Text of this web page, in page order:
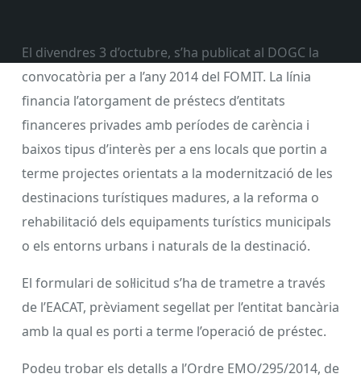
El divendres 3 d’octubre, s’ha publicat al DOGC la
convocatòria per a l’any 2014 del FOMIT. La línia
financia l’atorgament de préstecs d’entitats
financeres privades amb períodes de carència i
baixos tipus d’interès per a ens locals que portin a
terme projectes orientats a la modernització de les
destinacions turístiques madures, a la reforma o
rehabilitació dels equipaments turístics municipals
o els entorns urbans i naturals de la destinació.
El formulari de sol·licitud s’ha de trametre a través
de l’EACAT, prèviament segellat per l’entitat bancària
amb la qual es porti a terme l’operació de préstec.
Podeu trobar els detalls a l’Ordre EMO/295/2014, de